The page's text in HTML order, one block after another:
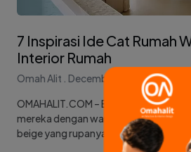
7 Inspirasi Ide Cat Rumah
Interior Rumah
Omah Alit
December 10, 2022
OMAHALIT.COM – Beberapa orang
mereka dengan warna netral, salah
beige yang rupanya populer karena